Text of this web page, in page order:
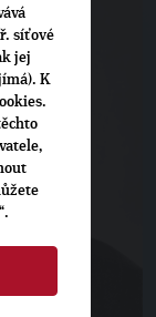
síťové
jej
K